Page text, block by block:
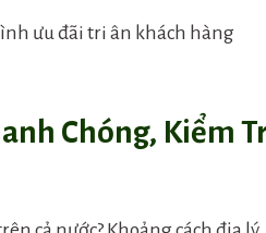
ưu đãi tri ân khách hàng
Chóng, Kiểm